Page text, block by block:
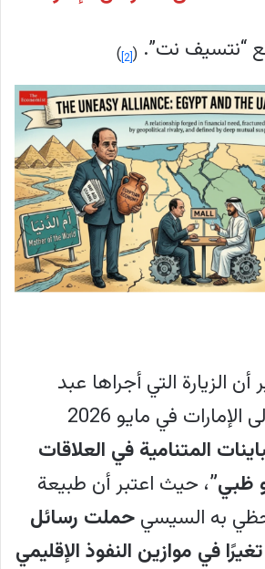
“نتسيف نت”. (
[2]
)
الزيارة التي أجراها عبد
الفتاح السيسي إلى الإمارات في مايو 2026
المتنامية في العلاقات
ظبي”، حيث اعتبر أن طبيعة
به السيسي حملت رسائل
في موازين النفوذ الإقليمي